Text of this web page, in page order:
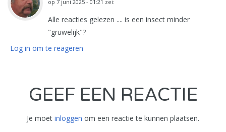
op 7 juni 2025 - 01:21 zei:
Alle reacties gelezen .... is een insect minder
"gruwelijk"?
Log in om te reageren
GEEF EEN REACTIE
Je moet inloggen om een reactie te kunnen plaatsen.